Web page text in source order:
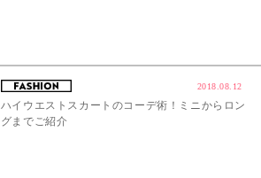
2018.08.12
ハイウエストスカートのコーデ術！ミニからロン
グまでご紹介